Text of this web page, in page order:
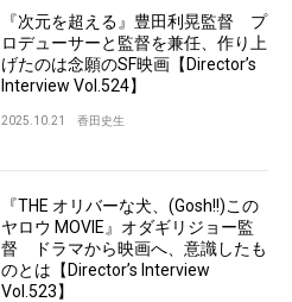
『次元を超える』豊田利晃監督 プ
ロデューサーと監督を兼任、作り上
げたのは念願のSF映画【Director’s
Interview Vol.524】
2025.10.21 香田史生
『THE オリバーな犬、(Gosh!!)この
ヤロウ MOVIE』オダギリジョー監
督 ドラマから映画へ、意識したも
のとは【Director’s Interview
Vol.523】